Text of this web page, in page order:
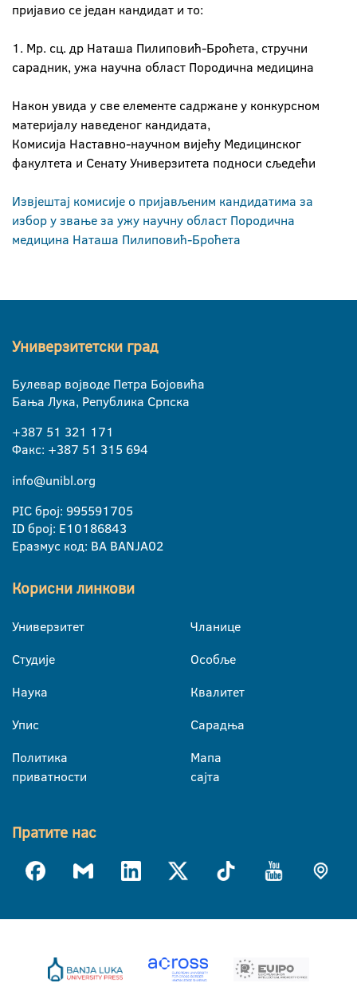
пријавио се један кандидат и то:
1. Мр. сц. др Наташа Пилиповић-Броћета, стручни
сарадник, ужа научна област Породична медицина
Након увида у све елементе садржане у конкурсном
материјалу наведеног кандидата,
Комисија Наставно-научном вијећу Медицинског
факултета и Сенату Универзитета подноси сљедећи
Извјештај комисије о пријављеним кандидатима за
избор у звање за ужу научну област Породична
медицина Наташа Пилиповић-Броћета
Универзитетски град
Булевар војводе Петра Бојовића
Бања Лука, Република Српска
+387 51 321 171
Факс: +387 51 315 694
info@unibl.org
PIC број: 995591705
ID број: E10186843
Еразмус код: BA BANJA02
Корисни линкови
Универзитет
Студије
Наука
Упис
Политика
приватности
Чланице
Особље
Квалитет
Сарадња
Мапа
сајта
Пратите нас